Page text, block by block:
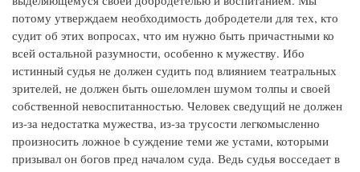
потому утверждаем необходимость добродетели для тех, кто
судит об этих вопросах, что им нужно быть причастными ко
всей остальной разумности, особенно к мужеству. Ибо
истинный судья не должен судить под влиянием театральных
зрителей, не должен быть ошеломлен шумом толпы и своей
собственной невоспитанностью. Человек сведущий не должен
из-за недостатка мужества, из-за трусости легкомысленно
произносить ложное b суждение теми же устами, которыми
призывал он богов пред началом суда. Ведь судья восседает в